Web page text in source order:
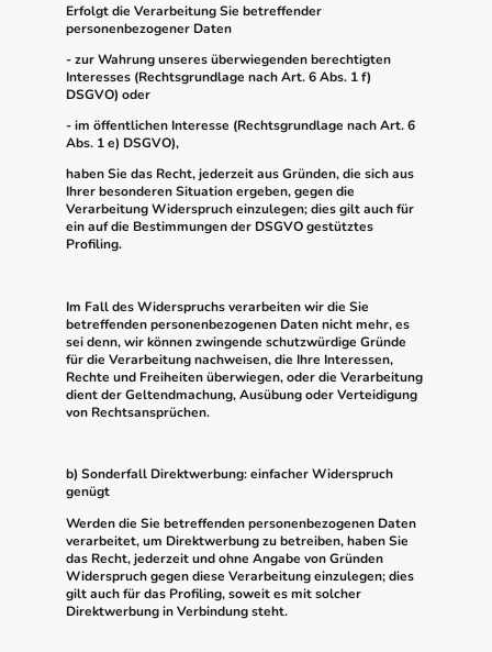
Erfolgt die Verarbeitung Sie betreffender
personenbezogener Daten
- zur Wahrung unseres überwiegenden berechtigten
Interesses (Rechtsgrundlage nach Art. 6 Abs. 1 f)
DSGVO) oder
- im öffentlichen Interesse (Rechtsgrundlage nach Art. 6
Abs. 1 e) DSGVO),
haben Sie das Recht, jederzeit aus Gründen, die sich aus
Ihrer besonderen Situation ergeben, gegen die
Verarbeitung Widerspruch einzulegen; dies gilt auch für
ein auf die Bestimmungen der DSGVO gestütztes
Profiling.
Im Fall des Widerspruchs verarbeiten wir die Sie
betreffenden personenbezogenen Daten nicht mehr, es
sei denn, wir können zwingende schutzwürdige Gründe
für die Verarbeitung nachweisen, die Ihre Interessen,
Rechte und Freiheiten überwiegen, oder die Verarbeitung
dient der Geltendmachung, Ausübung oder Verteidigung
von Rechtsansprüchen.
b) Sonderfall Direktwerbung: einfacher Widerspruch
genügt
Werden die Sie betreffenden personenbezogenen Daten
verarbeitet, um Direktwerbung zu betreiben, haben Sie
das Recht, jederzeit und ohne Angabe von Gründen
Widerspruch gegen diese Verarbeitung einzulegen; dies
gilt auch für das Profiling, soweit es mit solcher
Direktwerbung in Verbindung steht.